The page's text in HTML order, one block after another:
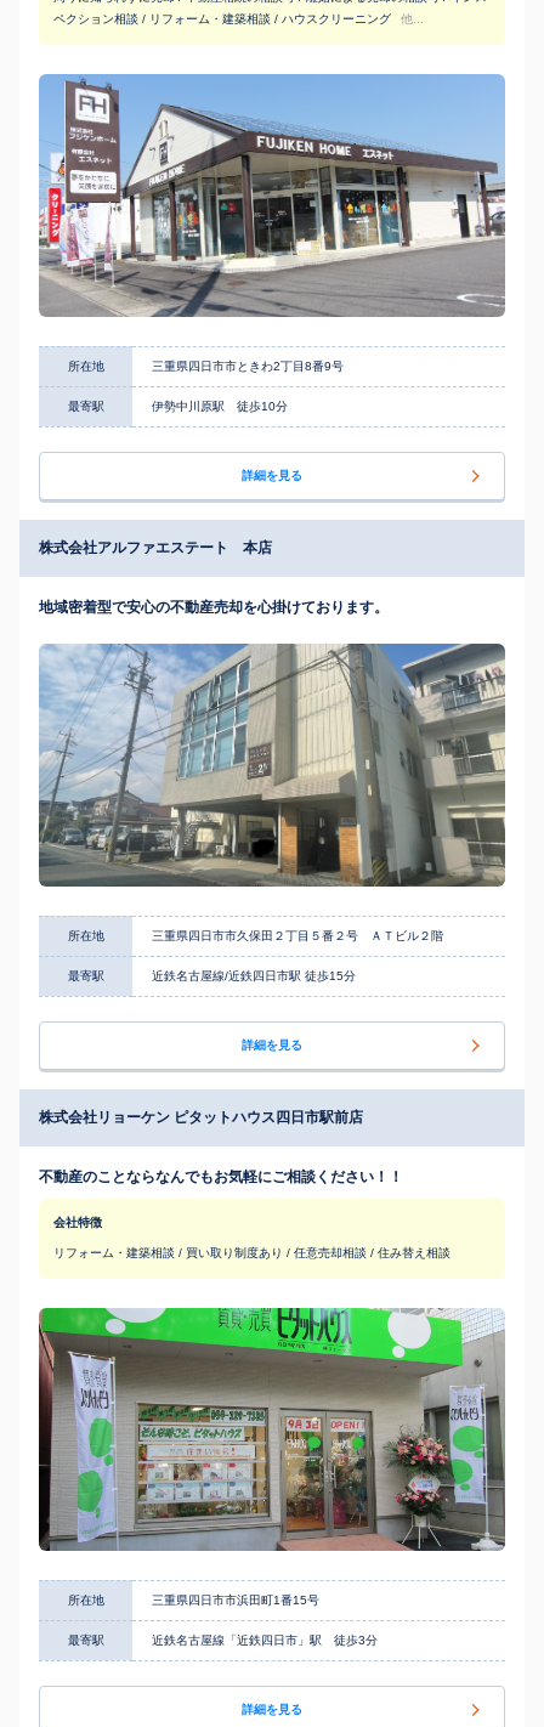
ペクション相談 / リフォーム・建築相談 / ハウスクリーニング
他...
所在地 三重県四日市市ときわ2丁目8番9号
最寄駅 伊勢中川原駅 徒歩10分
詳細を見る
株式会社アルファエステート 本店
地域密着型で安心の不動産売却を心掛けております。
所在地 三重県四日市市久保田２丁目５番２号 ＡＴビル２階
最寄駅 近鉄名古屋線/近鉄四日市駅 徒歩15分
詳細を見る
株式会社リョーケン ピタットハウス四日市駅前店
不動産のことならなんでもお気軽にご相談ください！！
会社特徴
リフォーム・建築相談 / 買い取り制度あり / 任意売却相談 / 住み替え相談
所在地 三重県四日市市浜田町1番15号
最寄駅 近鉄名古屋線「近鉄四日市」駅 徒歩3分
詳細を見る